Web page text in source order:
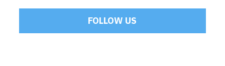
FOLLOW US